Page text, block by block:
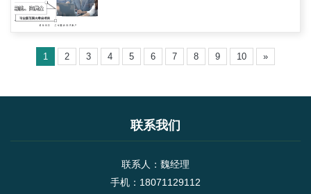
1 2 3 4 5 6 7 8 9 10 »
联系我们
联系人：魏经理
手机：18071129112